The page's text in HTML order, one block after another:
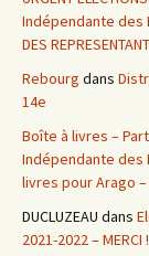
Indépendante des
DES
Rebourg dans
14e
Boîte à livres –
Indépendante des
livres pour Arago
DUCLUZEAU dans
2021-2022 – MERCI !